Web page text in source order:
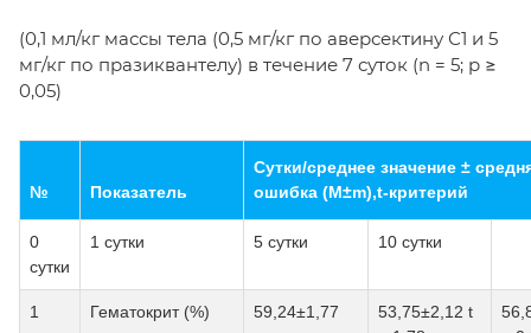
(0,1 мл/кг массы тела (0,5 мг/кг по аверсектину С1 и 5
мг/кг по празиквантелу) в течение 7 суток (n = 5; р ≥
0,05)
№ Показатель
Сутки/среднее значение ±
ошибка (М±m),t-критерий
0
сутки
1 сутки 5 сутки 10 сутки
1 Гематокрит (%) 59,24±1,77
53,75±2,12 t